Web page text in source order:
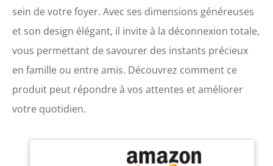
sein de votre foyer. Avec ses dimensions généreuses
et son design élégant, il invite à la déconnexion totale,
vous permettant de savourer des instants précieux
en famille ou entre amis. Découvrez comment ce
produit peut répondre à vos attentes et améliorer
votre quotidien.